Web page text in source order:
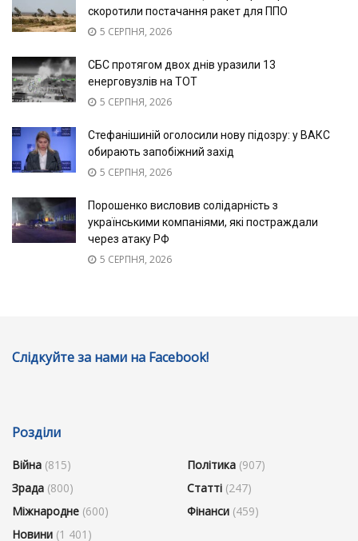
скоротили постачання ракет для ППО
5 СЕРПНЯ, 2026
СБС протягом двох днів уразили 13
енерговузлів на ТОТ
5 СЕРПНЯ, 2026
Стефанішиній оголосили нову підозру: у ВАКС
обирають запобіжний захід
5 СЕРПНЯ, 2026
Порошенко висловив солідарність з
українськими компаніями, які постраждали
через атаку РФ
5 СЕРПНЯ, 2026
Слідкуйте за нами на Facebook!
Розділи
Війна (815)
Зрада (800)
Міжнародне (600)
Новини (1 401)
Політика (907)
Статті (247)
Фінанси (459)